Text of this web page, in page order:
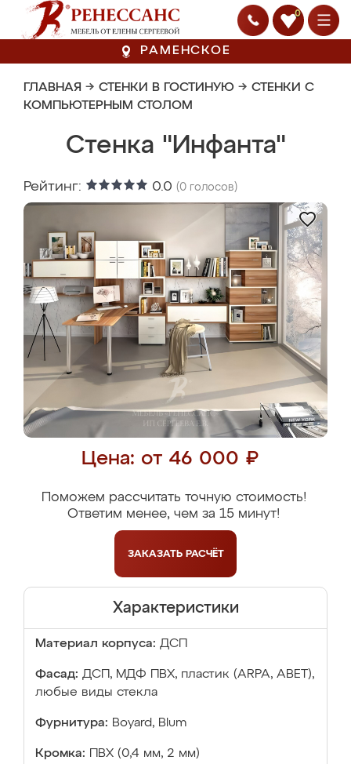
0
РАМЕНСКОЕ
ГЛАВНАЯ → СТЕНКИ В ГОСТИНУЮ → СТЕНКИ С
КОМПЬЮТЕРНЫМ СТОЛОМ
Стенка "Инфанта"
Рейтинг: 0.0 (0 голосов)
Цена: от 46 000 ₽
Поможем рассчитать точную стоимость!
Ответим менее, чем за 15 минут!
ЗАКАЗАТЬ РАСЧЁТ
Характеристики
Материал корпуса: ДСП
Фасад: ДСП, МДФ ПВХ, пластик (ARPA, ABET),
любые виды стекла
Фурнитура: Boyard, Blum
Кромка: ПВХ (0,4 мм, 2 мм)